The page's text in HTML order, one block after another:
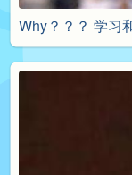
Why？？？ 学习